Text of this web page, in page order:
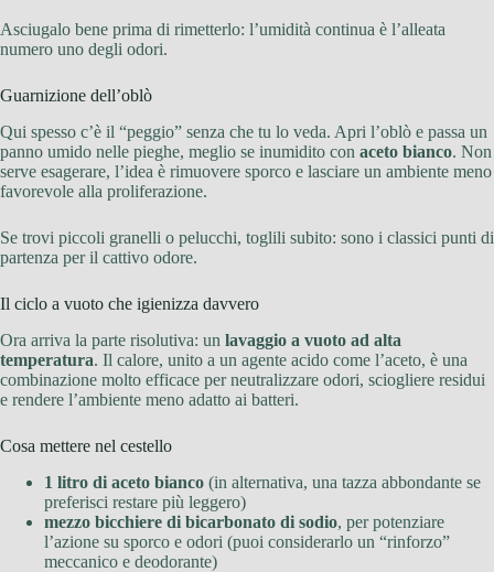
Asciugalo bene prima di rimetterlo: l’umidità continua è l’alleata
numero uno degli odori.
Guarnizione dell’oblò
Qui spesso c’è il “peggio” senza che tu lo veda. Apri l’oblò e passa un
panno umido nelle pieghe, meglio se inumidito con aceto bianco. Non
serve esagerare, l’idea è rimuovere sporco e lasciare un ambiente meno
favorevole alla proliferazione.
Se trovi piccoli granelli o pelucchi, toglili subito: sono i classici punti di
partenza per il cattivo odore.
Il ciclo a vuoto che igienizza davvero
Ora arriva la parte risolutiva: un lavaggio a vuoto ad alta
temperatura. Il calore, unito a un agente acido come l’aceto, è una
combinazione molto efficace per neutralizzare odori, sciogliere residui
e rendere l’ambiente meno adatto ai batteri.
Cosa mettere nel cestello
1 litro di aceto bianco (in alternativa, una tazza abbondante se
preferisci restare più leggero)
mezzo bicchiere di bicarbonato di sodio, per potenziare
l’azione su sporco e odori (puoi considerarlo un “rinforzo”
meccanico e deodorante)